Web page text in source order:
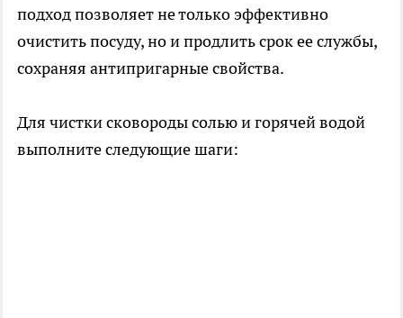
подход позволяет не только эффективно
очистить посуду, но и продлить срок ее службы,
сохраняя антипригарные свойства.
Для чистки сковороды солью и горячей водой
выполните следующие шаги: